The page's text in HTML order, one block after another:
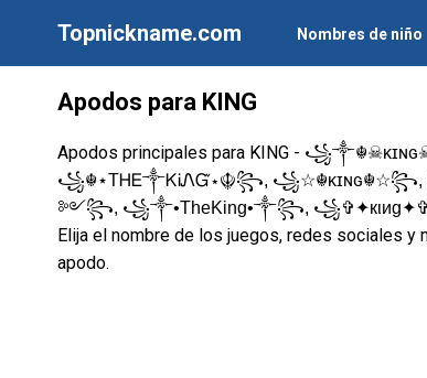
Topnickname.com Nombres de niño
Apodos para KING
Apodos principales para KING -
꧁☬⋆ТᎻᎬ༒ᏦᎥᏁᏳ⋆☬꧂, ꧁☆☬κɪɴɢ☬☆꧂,
༻꧂, ꧁༒•TheKing•༒꧂,
Elija el nombre de los juegos, redes sociales y
apodo.